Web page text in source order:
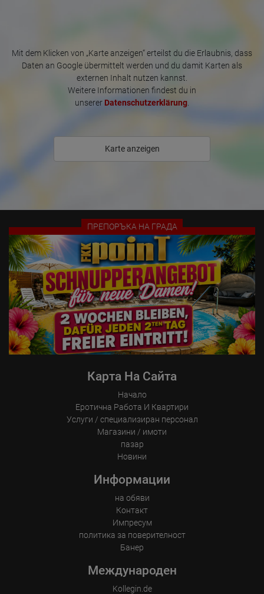
European Union & USA
+49-170-4964342 (също достъпно чрез WhatsApp)
Mit dem Klicken von „Karte anzeigen“ erteilst du die Erlaubnis, dass
Daten an Google übermittelt werden und du damit Karten als
externen Inhalt nutzen kannst.
Weitere Informationen findest du in
unserer Datenschutzerklärung
Karte anzeigen
ПРЕПОРЪКА НА ГРАДА
Карта На Сайта
Начало
Еротична Работа И Квартири
Услуги / специализиран персонал
Магазини / имоти
пазар
Новини
Информации
на обяви
Контакт
Импресум
политика за поверителност
Банер
Международен
Kollegin.de